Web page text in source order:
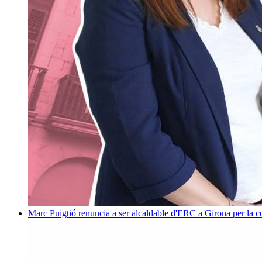
Marc Puigtió renuncia a ser alcaldable d'ERC a Girona per la